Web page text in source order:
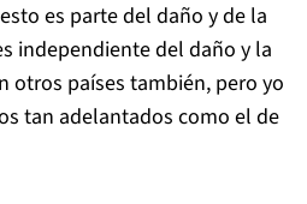
es parte del daño y de la
independiente del daño y la
otros países también, pero yo
tan adelantados como el de